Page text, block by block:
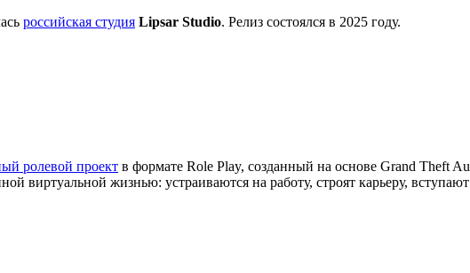
российская студия Lipsar Studio. Релиз состоялся в 2025 году.
ролевой проект в формате Role Play, созданный на основе Grand Theft
виртуальной жизнью: устраиваются на работу, строят карьеру,